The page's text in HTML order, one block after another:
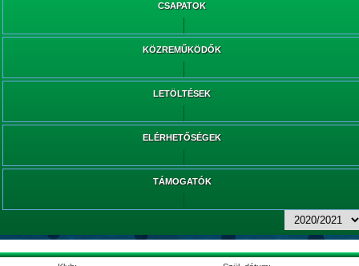
CSAPATOK
KÖZREMŰKÖDŐK
LETÖLTÉSEK
ELÉRHETŐSÉGEK
TÁMOGATÓK